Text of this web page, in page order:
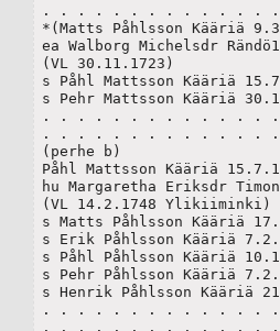
. . . . . . . . . . . . .
*(Matts Påhlsson Kääriä
ea Walborg Michelsdr
(VL 30.11.1723)
s Påhl Mattsson Kääriä
s Pehr Mattsson Kääriä
. . . . . . . . . . . . .
. . . . . . . . . . . . .
(perhe b)
Påhl Mattsson Kääriä
hu Margaretha Eriksdr
(VL 14.2.1748 Ylikiiminki)
s Matts Påhlsson Kääriä
s Erik Påhlsson Kääriä
s Påhl Påhlsson Kääriä
s Pehr Påhlsson Kääriä
s Henrik Påhlsson Kääriä
. . . . . . . . . . . . .
. . . . . . . . . . . . .